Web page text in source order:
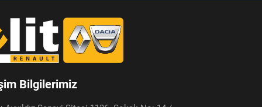
Bilgilerimiz